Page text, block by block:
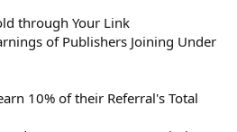
through Your Link
of Publishers Joining Under
10% of their Referral's Total